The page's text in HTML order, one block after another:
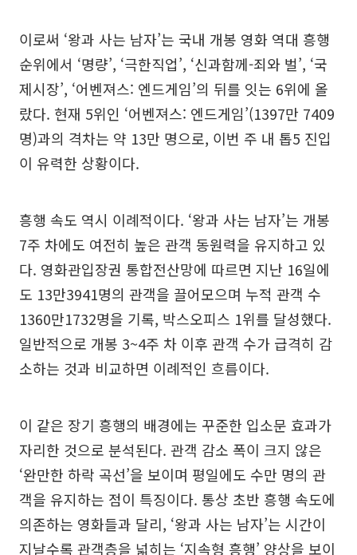
이로써 ‘왕과 사는 남자’는 국내 개봉 영화 역대 흥행
순위에서 ‘명량’, ‘극한직업’, ‘신과함께-죄와 벌’, ‘국
제시장’, ‘어벤져스: 엔드게임’의 뒤를 잇는 6위에 올
랐다. 현재 5위인 ‘어벤져스: 엔드게임’(1397만 7409
명)과의 격차는 약 13만 명으로, 이번 주 내 톱5 진입
이 유력한 상황이다.
흥행 속도 역시 이례적이다. ‘왕과 사는 남자’는 개봉
7주 차에도 여전히 높은 관객 동원력을 유지하고 있
다. 영화관입장권 통합전산망에 따르면 지난 16일에
도 13만3941명의 관객을 끌어모으며 누적 관객 수
1360만1732명을 기록, 박스오피스 1위를 달성했다.
일반적으로 개봉 3~4주 차 이후 관객 수가 급격히 감
소하는 것과 비교하면 이례적인 흐름이다.
이 같은 장기 흥행의 배경에는 꾸준한 입소문 효과가
자리한 것으로 분석된다. 관객 감소 폭이 크지 않은
‘완만한 하락 곡선’을 보이며 평일에도 수만 명의 관
객을 유지하는 점이 특징이다. 통상 초반 흥행 속도에
의존하는 영화들과 달리, ‘왕과 사는 남자’는 시간이
지날수록 관객층을 넓히는 ‘지속형 흥행’ 양상을 보이